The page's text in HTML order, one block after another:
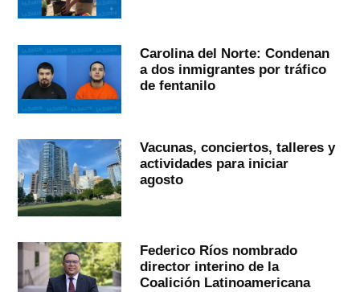
Carolina del Norte: Condenan
a dos inmigrantes por tráfico
de fentanilo
Vacunas, conciertos, talleres y
actividades para iniciar
agosto
Federico Ríos nombrado
director interino de la
Coalición Latinoamericana